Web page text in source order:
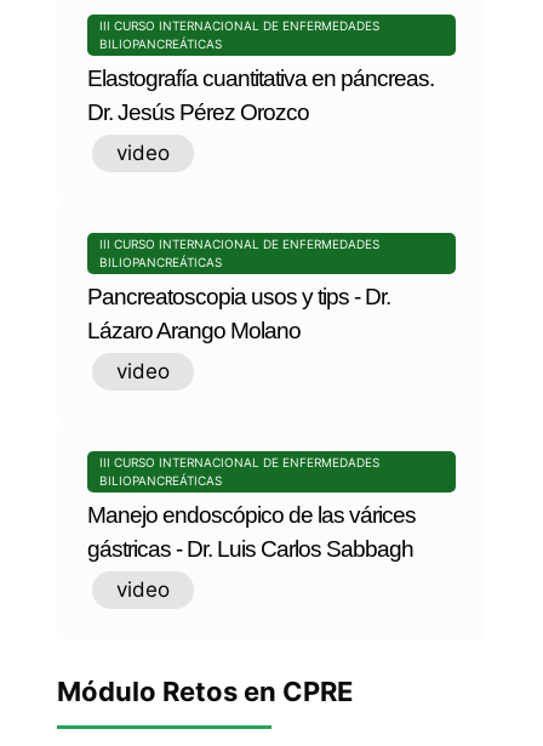
III CURSO INTERNACIONAL DE ENFERMEDADES
BILIOPANCREÁTICAS
Elastografía cuantitativa en páncreas.
Dr. Jesús Pérez Orozco
video
III CURSO INTERNACIONAL DE ENFERMEDADES
BILIOPANCREÁTICAS
Pancreatoscopia usos y tips - Dr.
Lázaro Arango Molano
video
III CURSO INTERNACIONAL DE ENFERMEDADES
BILIOPANCREÁTICAS
Manejo endoscópico de las várices
gástricas - Dr. Luis Carlos Sabbagh
video
Módulo Retos en CPRE